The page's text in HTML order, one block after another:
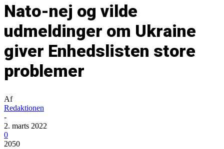
Nato-nej og vilde
udmeldinger om Ukraine
giver Enhedslisten store
problemer
Af
Redaktionen
-
2. marts 2022
0
2050